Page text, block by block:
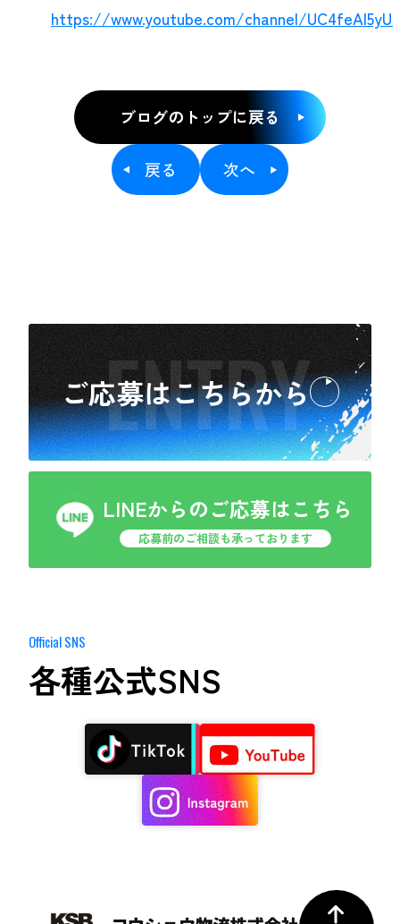
https://www.youtube.com/channel/
戻る
ブログのトップに戻る
次へ
ENTRY
ご応募はこちらから
LINEからのご応募はこちら
応募前のご相談も承っております
Official SNS
各種公式SNS